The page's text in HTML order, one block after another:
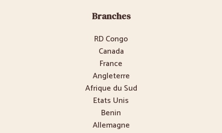
Branches
RD Congo
Canada
France
Angleterre
Afrique du Sud
Etats Unis
Benin
Allemagne